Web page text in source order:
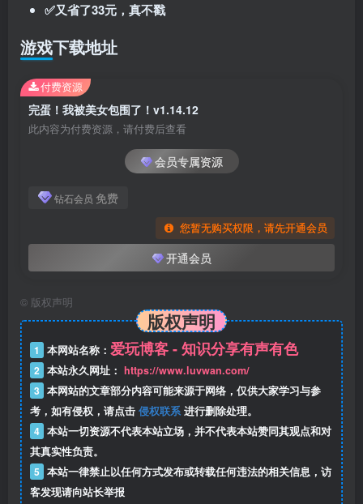
✅又省了33元，真不戳
游戏下载地址
完蛋！我被美女包围了！v1.14.12
此内容为付费资源，请付费后查看
会员专属资源
钻石会员 免费
您暂无购买权限，请先开通会员
开通会员
付费资源
© 版权声明
版权声明
1 本网站名称： 爱玩博客 - 知识分享有声有色
2 本站永久网址： https://www.luvwan.com/
3 本网站的文章部分内容可能来源于网络，仅供大家学习与参
考，如有侵权，请点击 侵权联系 进行删除处理。
4 本站一切资源不代表本站立场，并不代表本站赞同其观点和对
其真实性负责。
5 本站一律禁止以任何方式发布或转载任何违法的相关信息，访
客发现请向站长举报